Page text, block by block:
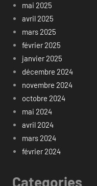
mai 2025
avril 2025
mars 2025
février 2025
janvier 2025
décembre 2024
novembre 2024
octobre 2024
mai 2024
avril 2024
mars 2024
février 2024
Categories